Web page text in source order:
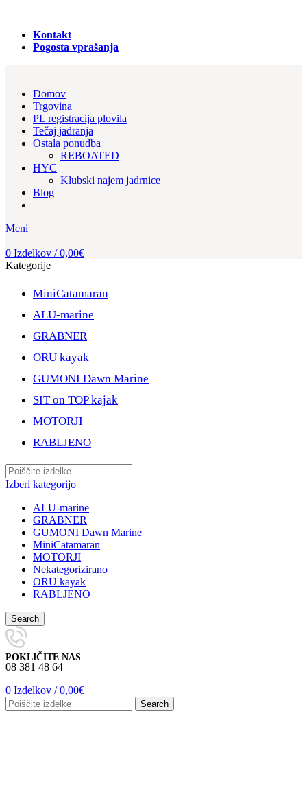
Kontakt
Pogosta vprašanja
Domov
Trgovina
PL registracija plovila
Tečaj jadranja
Ostala ponudba
REBOATED
HYC
Klubski najem jadrnice
Blog
Meni
0 Izdelkov / 0,00€
Kategorije
MiniCatamaran
ALU-marine
GRABNER
ORU kayak
GUMONI Dawn Marine
SIT on TOP kajak
MOTORJI
RABLJENO
Izberi kategorijo
ALU-marine
GRABNER
GUMONI Dawn Marine
MiniCatamaran
MOTORJI
Nekategorizirano
ORU kayak
RABLJENO
Search
POKLIČITE NAS
08 381 48 64
0 Izdelkov / 0,00€
Search